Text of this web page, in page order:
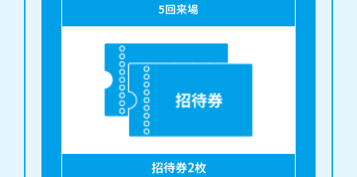
5回来場
招待券2枚